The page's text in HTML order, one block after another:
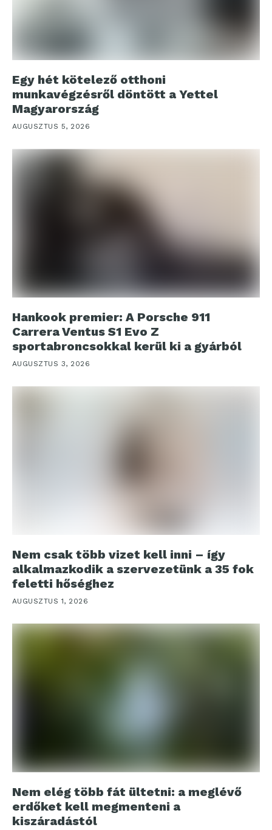
Egy hét kötelező otthoni
munkavégzésről döntött a Yettel
Magyarország
AUGUSZTUS 5, 2026
Hankook premier: A Porsche 911
Carrera Ventus S1 Evo Z
sportabroncsokkal kerül ki a gyárból
AUGUSZTUS 3, 2026
Nem csak több vizet kell inni – így
alkalmazkodik a szervezetünk a 35 fok
feletti hőséghez
AUGUSZTUS 1, 2026
Nem elég több fát ültetni: a meglévő
erdőket kell megmenteni a
kiszáradástól